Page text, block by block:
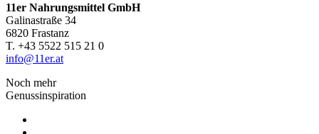
11er Nahrungsmittel GmbH
Galinastraße 34
6820 Frastanz
T. +43 5522 515 21 0
info@11er.at
Noch mehr
Genussinspiration